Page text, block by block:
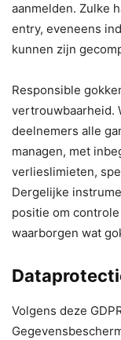
aanmelden. Zulke
entry, eveneens
kunnen zijn
Responsible
vertrouwbaarheid.
deelnemers alle
managen, met
verlieslimieten,
Dergelijke
positie om
waarborgen wat
Volgens deze